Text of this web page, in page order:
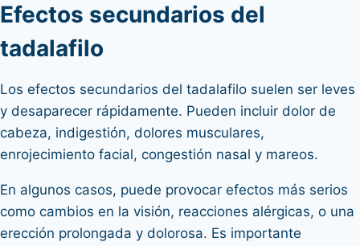
Efectos secundarios del
tadalafilo
Los efectos secundarios del tadalafilo suelen ser leves
y desaparecer rápidamente. Pueden incluir dolor de
cabeza, indigestión, dolores musculares,
enrojecimiento facial, congestión nasal y mareos.
En algunos casos, puede provocar efectos más serios
como cambios en la visión, reacciones alérgicas, o una
erección prolongada y dolorosa. Es importante